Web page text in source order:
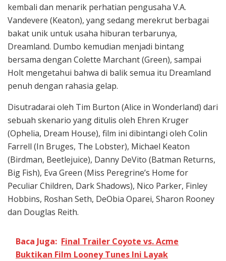
kembali dan menarik perhatian pengusaha V.A.
Vandevere (Keaton), yang sedang merekrut berbagai
bakat unik untuk usaha hiburan terbarunya,
Dreamland. Dumbo kemudian menjadi bintang
bersama dengan Colette Marchant (Green), sampai
Holt mengetahui bahwa di balik semua itu Dreamland
penuh dengan rahasia gelap.
Disutradarai oleh Tim Burton (Alice in Wonderland) dari
sebuah skenario yang ditulis oleh Ehren Kruger
(Ophelia, Dream House), film ini dibintangi oleh Colin
Farrell (In Bruges, The Lobster), Michael Keaton
(Birdman, Beetlejuice), Danny DeVito (Batman Returns,
Big Fish), Eva Green (Miss Peregrine’s Home for
Peculiar Children, Dark Shadows), Nico Parker, Finley
Hobbins, Roshan Seth, DeObia Oparei, Sharon Rooney
dan Douglas Reith.
Baca Juga: Final Trailer Coyote vs. Acme
Buktikan Film Looney Tunes Ini Layak